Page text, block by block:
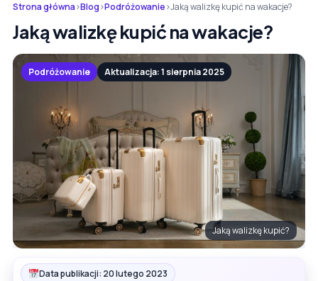
Strona główna›Blog›Podróżowanie›Jaką walizkę kupić na wakacje?
Jaką walizkę kupić na wakacje?
Podróżowanie Aktualizacja: 1 sierpnia 2025
Jaką walizkę kupić?
Data publikacji: 20 lutego 2023